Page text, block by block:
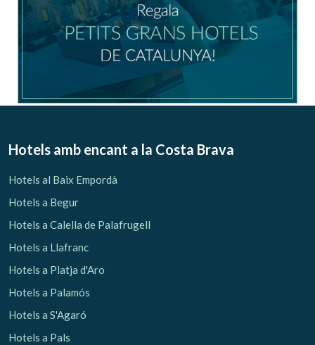
Hotels amb encant a la Costa Brava
Hotels al Baix Empordà
Hotels a Begur
Hotels a Calella de Palafrugell
Hotels a Llafranc
Hotels a Platja d'Aro
Hotels a Palamós
Hotels a S'Agaró
Hotels a Pals
hàbits de navegació. Gràcies a elles, podem conèixer els
hàbits de navegació al lloc web i mostrar publicitat
relacionada amb el perfil de navegació de l'usuari.